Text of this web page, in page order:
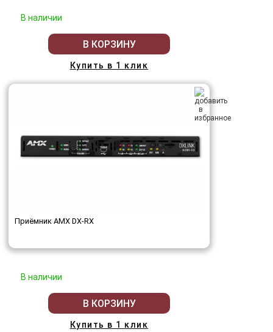
В наличии
В КОРЗИНУ
Купить в 1 клик
Приёмник AMX DX-RX
В наличии
В КОРЗИНУ
Купить в 1 клик